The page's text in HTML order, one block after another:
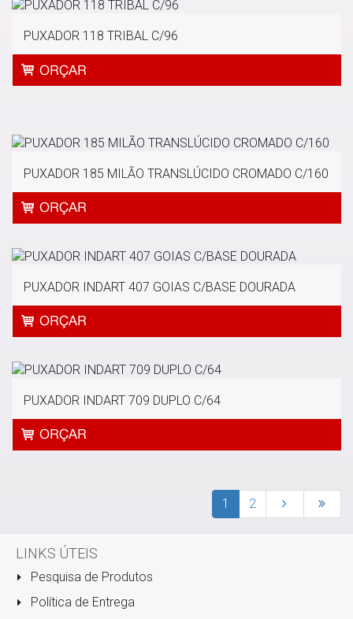
PUXADOR 118 TRIBAL C/96
PUXADOR 185 MILÃO TRANSLÚCIDO CROMADO C/160
PUXADOR INDART 407 GOIAS C/BASE DOURADA
PUXADOR INDART 709 DUPLO C/64
1 2
LINKS ÚTEIS
Pesquisa de Produtos
Política de Entrega